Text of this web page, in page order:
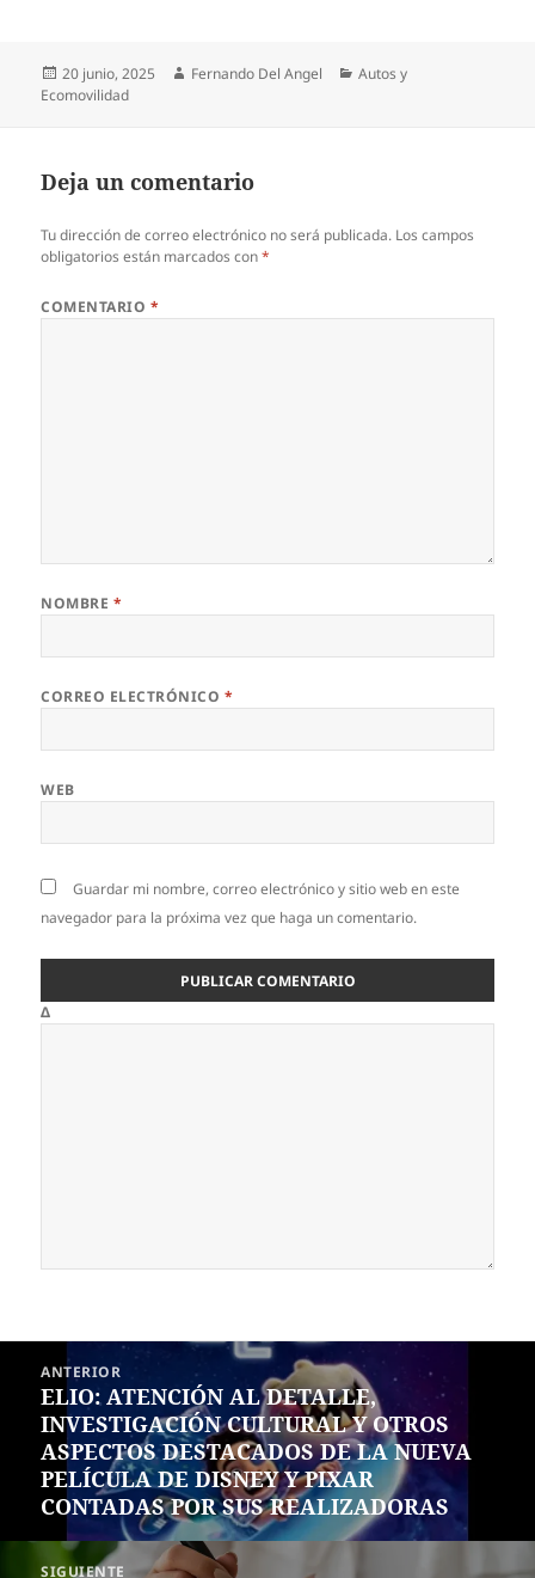
Publicado
el
20 junio, 2025 Autor
Fernando Del Angel Categorías
Autos y
Ecomovilidad
Deja un comentario
Tu dirección de correo electrónico no será publicada. Los campos
obligatorios están marcados con*
COMENTARIO *
NOMBRE *
CORREO ELECTRÓNICO *
WEB
Guardar mi nombre, correo electrónico y sitio web en este
navegador para la próxima vez que haga un comentario.
Δ
Navegación
entradas
ANTERIOR
Entrada
anterior:
ELIO: ATENCIÓN AL DETALLE,
INVESTIGACIÓN CULTURAL Y OTROS
ASPECTOS DESTACADOS DE LA NUEVA
PELÍCULA DE DISNEY Y PIXAR
CONTADAS POR SUS REALIZADORAS
SIGUIENTE